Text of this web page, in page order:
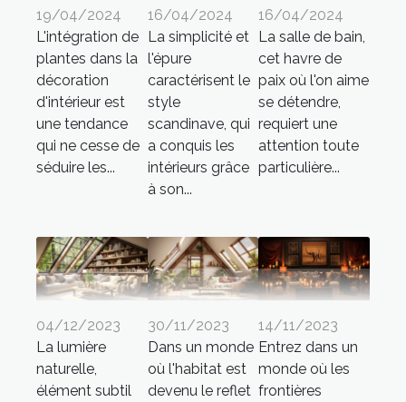
19/04/2024
L'intégration de
plantes dans la
décoration
d'intérieur est
une tendance
qui ne cesse de
séduire les...
16/04/2024
La simplicité et
l'épure
caractérisent le
style
scandinave, qui
a conquis les
intérieurs grâce
à son...
16/04/2024
La salle de bain,
cet havre de
paix où l'on aime
se détendre,
requiert une
attention toute
particulière...
04/12/2023
La lumière
naturelle,
élément subtil
30/11/2023
Dans un monde
où l'habitat est
devenu le reflet
14/11/2023
Entrez dans un
monde où les
frontières